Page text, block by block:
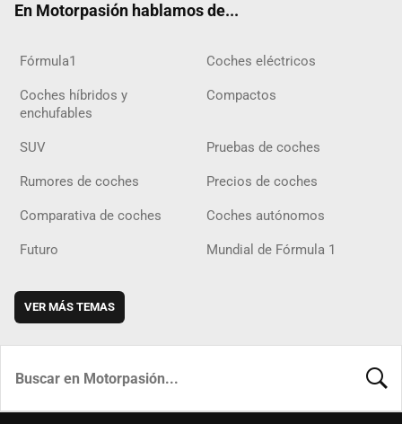
En Motorpasión hablamos de...
Fórmula1 Coches eléctricos
Coches híbridos y
enchufables
Compactos
SUV Pruebas de coches
Rumores de coches Precios de coches
Comparativa de coches Coches autónomos
Futuro Mundial de Fórmula 1
VER MÁS TEMAS